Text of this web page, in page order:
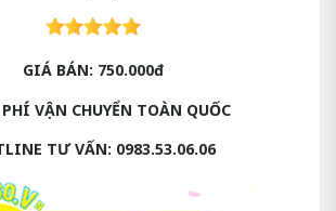
GIÁ BÁN: 750.000đ
VẬN CHUYỂN TOÀN QUỐC
TƯ VẤN: 0983.53.06.06